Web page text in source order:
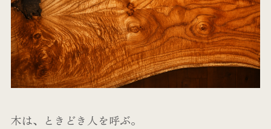
木は、ときどき人を呼ぶ。